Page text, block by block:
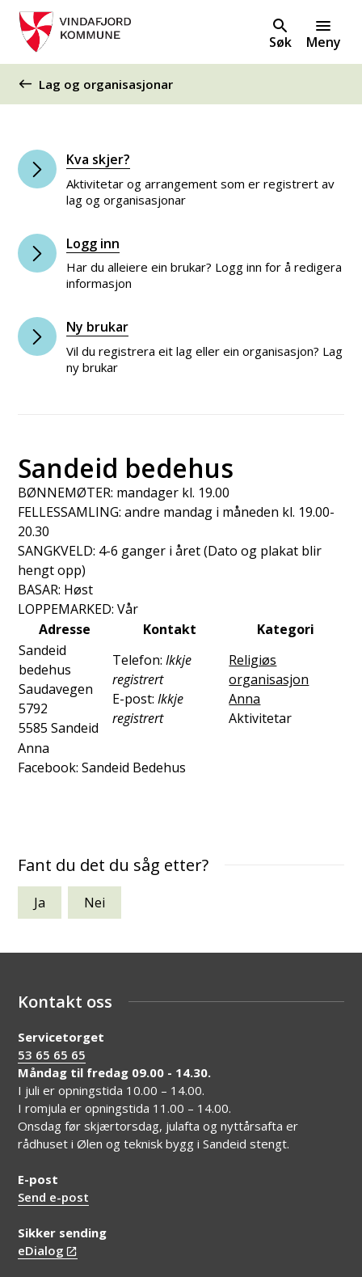
Søk Meny
Du er her:
Lag og organisasjonar
Kva skjer?
Aktivitetar og arrangement som er registrert av
lag og organisasjonar
Logg inn
Har du alleiere ein brukar? Logg inn for å redigera
informasjon
Ny brukar
Vil du registrera eit lag eller ein organisasjon? Lag
ny brukar
Sandeid bedehus
BØNNEMØTER: mandager kl. 19.00
FELLESSAMLING: andre mandag i måneden kl. 19.00-
20.30
SANGKVELD: 4-6 ganger i året (Dato og plakat blir
hengt opp)
BASAR: Høst
LOPPEMARKED: Vår
Adresse
Kontakt
Kategori
Sandeid
bedehus
Saudavegen
5792
5585 Sandeid
Telefon:Ikkje
registrert
E-post:Ikkje
registrert
Religiøs
organisasjon
Anna
Aktivitetar
Anna
Facebook: Sandeid Bedehus
Fant du det du såg etter?
Ja Nei
Kontakt oss
Servicetorget
53 65 65 65
Måndag til fredag 09.00 - 14.30.
I juli er opningstida 10.00 – 14.00.
I romjula er opningstida 11.00 – 14.00.
Onsdag før skjærtorsdag, julafta og nyttårsafta er
rådhuset i Ølen og teknisk bygg i Sandeid stengt.
E-post
Send e-post
Sikker sending
eDialog